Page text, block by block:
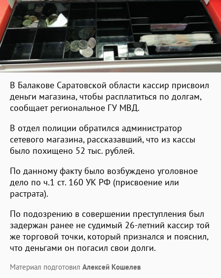
В Балакове Саратовской области кассир присвоил
деньги магазина, чтобы расплатиться по долгам,
сообщает региональное ГУ МВД.
В отдел полиции обратился администратор
сетевого магазина, рассказавший, что из кассы
было похищено 52 тыс. рублей.
По данному факту было возбуждено уголовное
дело по ч.1 ст. 160 УК РФ (присвоение или
растрата).
По подозрению в совершении преступления был
задержан ранее не судимый 26-летний кассир той
же торговой точки, который признался и пояснил,
что деньгами он погасил свои долги.
Материал подготовил Алексей Кошелев